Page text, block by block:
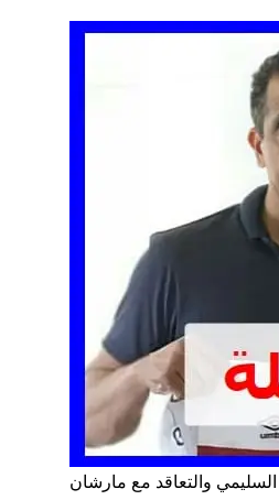
والتعاقد مع مارشان